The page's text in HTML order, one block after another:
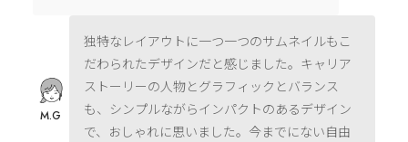
独特なレイアウトに一つ一つのサムネイルもこ
だわられたデザインだと感じました。キャリア
ストーリーの人物とグラフィックとバランス
も、シンプルながらインパクトのあるデザイン
で、おしゃれに思いました。今までにない自由
M.G